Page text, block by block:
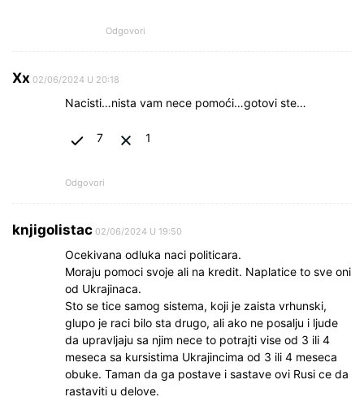
Odgovori
Xx 02/06/2024 U 20:18
Nacisti…nista vam nece pomoći…gotovi ste…
7 1
Odgovori
knjigolistac 02/06/2024 U 19:50
Ocekivana odluka naci politicara.
Moraju pomoci svoje ali na kredit. Naplatice to sve oni
od Ukrajinaca.
Sto se tice samog sistema, koji je zaista vrhunski,
glupo je raci bilo sta drugo, ali ako ne posalju i ljude
da upravljaju sa njim nece to potrajti vise od 3 ili 4
meseca sa kursistima Ukrajincima od 3 ili 4 meseca
obuke. Taman da ga postave i sastave ovi Rusi ce da
rastaviti u delove.